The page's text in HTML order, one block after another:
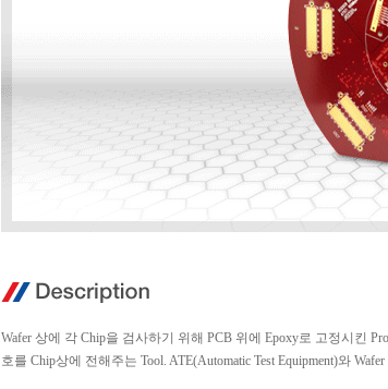
Wafer 상에 각 Chip을 검사하기 위해 PCB 위에 Epoxy로 고정시킨
호를 Chip상에 전해주는 Tool. ATE(Automatic Test Equipment)와